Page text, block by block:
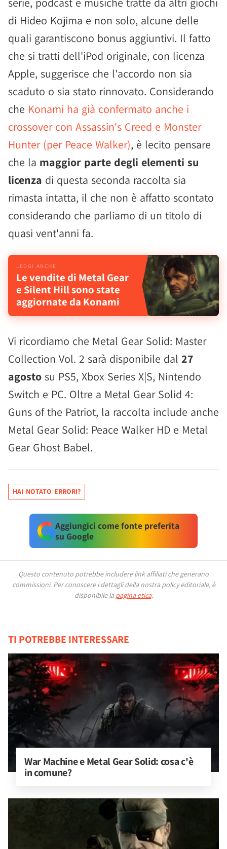
di Hideo Kojima e non solo, alcune delle
quali garantiscono bonus aggiuntivi. Il fatto
che si tratti dell'iPod originale, con licenza
Apple, suggerisce che l'accordo non sia
scaduto o sia stato rinnovato. Considerando
che Konami ha già confermato anche i
crossover con Assassin's Creed e Monster
Hunter (per Peace Walker), è lecito pensare
che la maggior parte degli elementi su
licenza di questa seconda raccolta sia
rimasta intatta, il che non è affatto scontato
considerando che parliamo di un titolo di
quasi vent'anni fa.
Le vendite di Metal Gear
e Silent Hill sono state
aggiornate da Konami
Vi ricordiamo che Metal Gear Solid: Master
Collection Vol. 2 sarà disponibile dal 27
agosto su PS5, Xbox Series X|S, Nintendo
Switch e PC. Oltre a Metal Gear Solid 4:
Guns of the Patriot, la raccolta include anche
Metal Gear Solid: Peace Walker HD e Metal
Gear Ghost Babel.
HAI NOTATO ERRORI?
Aggiungici come fonte preferita
su Google
Questo contenuto potrebbe includere link affiliati che generano
commissioni. Per conoscere i dettagli della nostra policy editoriale, è
disponibile la pagina etica.
TI POTREBBE INTERESSARE
War Machine e Metal Gear Solid: cosa c'è
in comune?